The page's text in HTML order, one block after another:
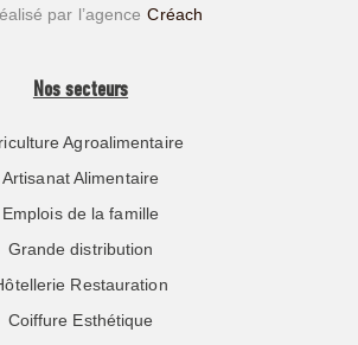
par l’agence Créach
Nos secteurs
Agroalimentaire
Artisanat Alimentaire
Emplois de la famille
Grande distribution
Restauration
Coiffure Esthétique